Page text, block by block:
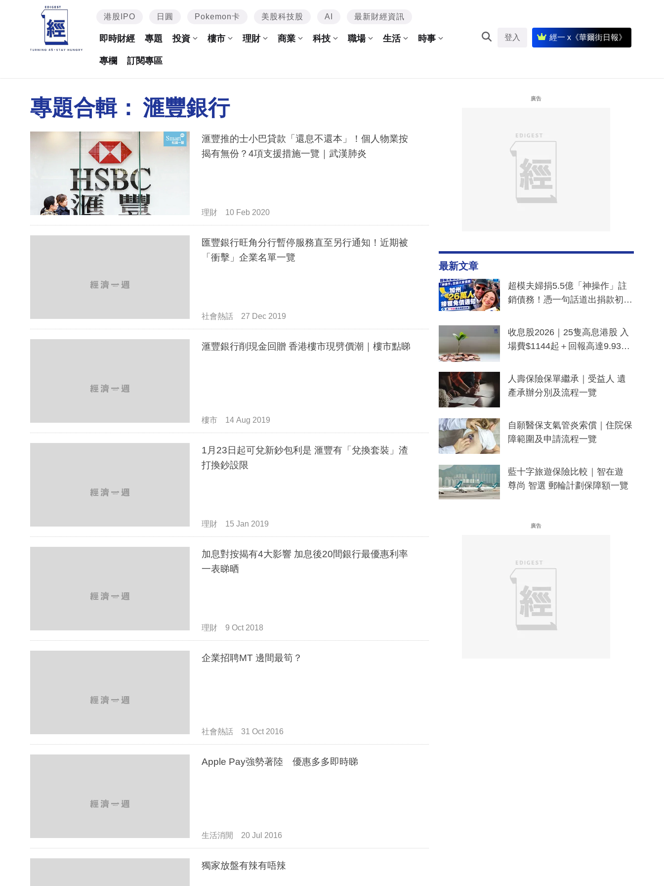
港股IPO 日圓 Pokemon卡 美股科技股 AI 最新財經資訊
即時財經 專題 投資 樓市 理財 商業 科技 職場 生活 時事
專欄 訂閱專區
登入 經一 x《華爾街日報》
專題合輯： 滙豐銀行
滙豐推的士小巴貸款「還息不還本」！個人物業按
揭有無份？4項支援措施一覽｜武漢肺炎
理財 10 Feb 2020
匯豐銀行旺角分行暫停服務直至另行通知！近期被
「衝擊」企業名單一覽
社會熱話 27 Dec 2019
滙豐銀行削現金回贈 香港樓市現劈價潮｜樓市點睇
樓市 14 Aug 2019
1月23日起可兌新鈔包利是 滙豐有「兌換套裝」渣
打換鈔設限
理財 15 Jan 2019
加息對按揭有4大影響 加息後20間銀行最優惠利率
一表睇晒
理財 9 Oct 2018
企業招聘MT 邊間最筍？
社會熱話 31 Oct 2016
Apple Pay強勢著陸 優惠多多即時睇
生活消閒 20 Jul 2016
獨家放盤有辣有唔辣
廣告
最新文章
超模夫婦捐5.5億「神操作」註
銷債務！憑一句話道出捐款初
一度被誤當詐騙手段
收息股2026｜25隻高息港股 入
場費$1144起＋回報高達9.93
人壽保險保單繼承｜受益人 遺
產承辦分別及流程一覽
自願醫保支氣管炎索償｜住院保
障範圍及申請流程一覽
藍十字旅遊保險比較｜智在遊
尊尚 智選 郵輪計劃保障額一覽
廣告